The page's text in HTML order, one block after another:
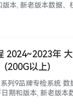
本, 新老版本数据
研, 资源种类繁多,…...
2024~2023年
(200G以上)
列9品牌专检系统
期和版本, 新老版本